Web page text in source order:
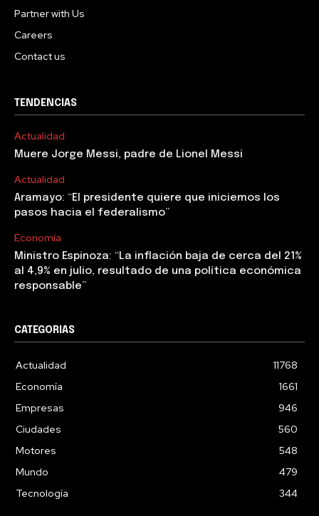
Partner with Us
Careers
Contact us
TENDENCIAS
Actualidad
Muere Jorge Messi, padre de Lionel Messi
Actualidad
Aramayo: “El presidente quiere que iniciemos los
pasos hacia el federalismo”
Economía
Ministro Espinoza: “La inflación baja de cerca del 21%
al 4,9% en julio, resultado de una política económica
responsable”
CATEGORIAS
Actualidad
11768
Economía
1661
Empresas
946
Ciudades
560
Motores
548
Mundo
479
Tecnología
344